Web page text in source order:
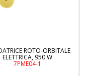
ROTO-ORBITALE
ELETTRICA, 950 W
7PME04-1